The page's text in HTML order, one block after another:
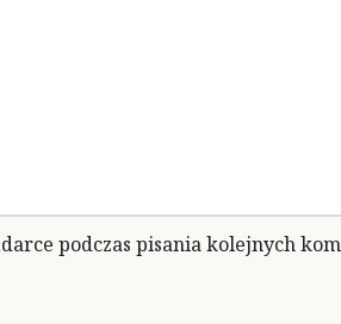
podczas pisania kolejnych